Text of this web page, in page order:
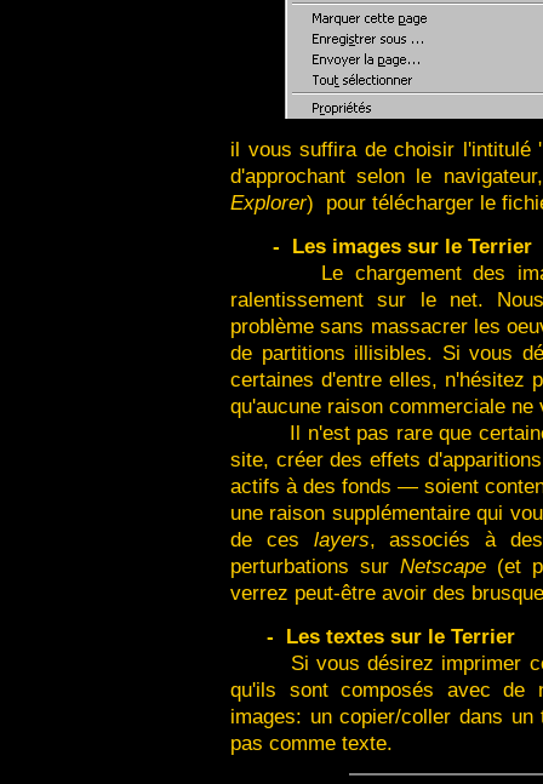
il vous suffira de choisir l'intitulé '
d'approchant selon le
Explorer) pour télécharger le
- Les images sur le Terrier
Le chargement des
ralentissement sur le net.
problème sans massacrer les
de partitions illisibles. Si vous
certaines d'entre elles, n'hésitez
qu'aucune raison commerciale ne
Il n'est pas rare que
site, créer des effets
actifs à des fonds — soient
une raison supplémentaire qui
de ces layers, associés à
perturbations surNetscape (et
verrez peut-être avoir des
- Les textes sur le Terrier
Si vous désirez imprimer
qu'ils sont composés avec de
images: un copier/coller dans
pas comme texte.